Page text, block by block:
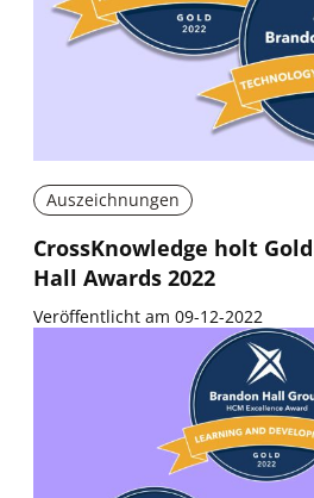
Auszeichnungen
CrossKnowledge holt
Hall Awards 2022
Veröffentlicht am 09-12-2022